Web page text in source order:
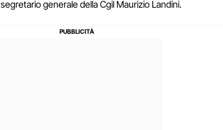
generale della Cgil Maurizio Landini.